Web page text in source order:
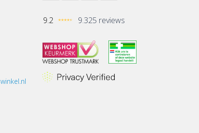
9.2 9.325 reviews